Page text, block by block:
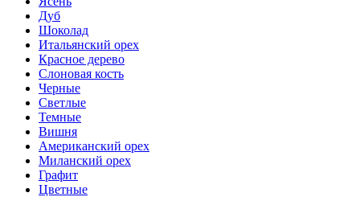
Дуб
Шоколад
Итальянский орех
Красное дерево
Слоновая кость
Черные
Светлые
Темные
Вишня
Американский орех
Миланский орех
Графит
Цветные